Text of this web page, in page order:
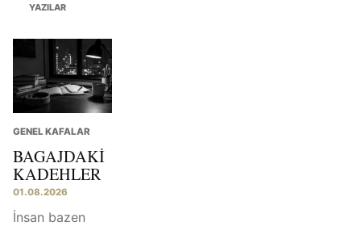
YAZILAR
GENEL KAFALAR
BAGAJDAKI
KADEHLER
01.08.2026
İnsan bazen